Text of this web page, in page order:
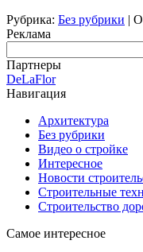
Рубрика: Без рубрики |
Реклама
Партнеры
DeLaFlor
Навигация
Архитектура
Без рубрики
Видео о стройке
Интересное
Новости
Строительные
Строительство
Самое интересное